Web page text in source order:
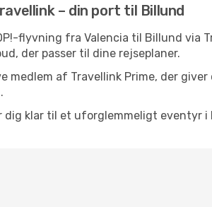
– din port til Billund
flyvning fra Valencia til Billund via
der passer til dine rejseplaner.
medlem af Travellink Prime, der
dig klar til et uforglemmeligt eventyr i